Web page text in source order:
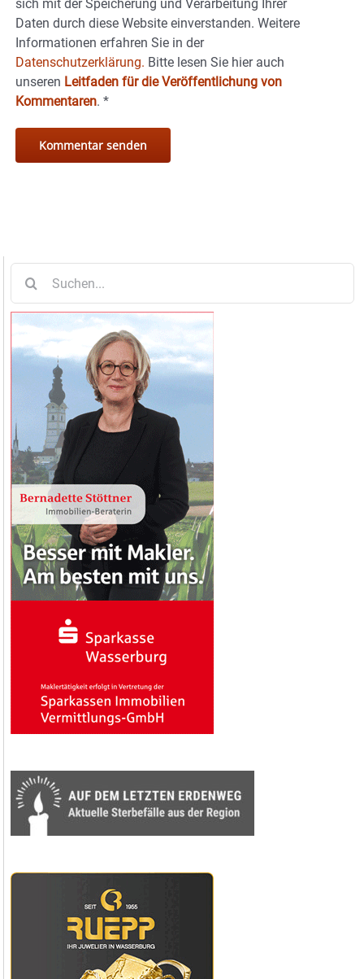
sich mit der Speicherung und Verarbeitung Ihrer
Daten durch diese Website einverstanden. Weitere
Informationen erfahren Sie in der
Datenschutzerklärung. Bitte lesen Sie hier auch
unseren Leitfaden für die Veröffentlichung von
Kommentaren. *
nach: